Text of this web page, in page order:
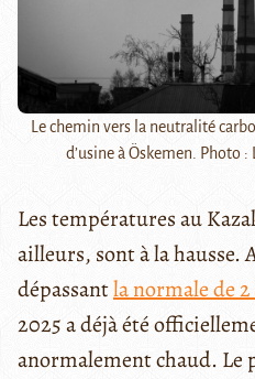
Le chemin vers la neutralité
d’usine à Öskemen. Photo
Les températures au
ailleurs, sont à la hausse.
dépassantla normale de 2
2025 a déjà été
anormalement chaud. Le